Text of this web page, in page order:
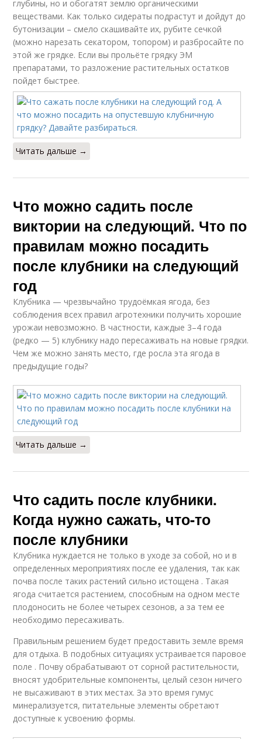
глубины, но и обогатят землю органическими
веществами. Как только сидераты подрастут и дойдут до
бутонизации – смело скашивайте их, рубите сечкой
(можно нарезать секатором, топором) и разбросайте по
этой же грядке. Если вы прольёте грядку ЭМ
препаратами, то разложение растительных остатков
пойдет быстрее.
Читать дальше →
Что можно садить после
виктории на следующий. Что по
правилам можно посадить
после клубники на следующий
год
Клубника — чрезвычайно трудоёмкая ягода, без
соблюдения всех правил агротехники получить хорошие
урожаи невозможно. В частности, каждые 3–4 года
(редко — 5) клубнику надо пересаживать на новые грядки.
Чем же можно занять место, где росла эта ягода в
предыдущие годы?
Читать дальше →
Что садить после клубники.
Когда нужно сажать, что-то
после клубники
Клубника нуждается не только в уходе за собой, но и в
определенных мероприятиях после ее удаления, так как
почва после таких растений сильно истощена . Такая
ягода считается растением, способным на одном месте
плодоносить не более четырех сезонов, а за тем ее
необходимо пересаживать.
Правильным решением будет предоставить земле время
для отдыха. В подобных ситуациях устраивается паровое
поле . Почву обрабатывают от сорной растительности,
вносят удобрительные компоненты, целый сезон ничего
не высаживают в этих местах. За это время гумус
минерализуется, питательные элементы обретают
доступные к усвоению формы.